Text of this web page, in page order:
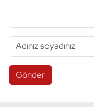
Gönder